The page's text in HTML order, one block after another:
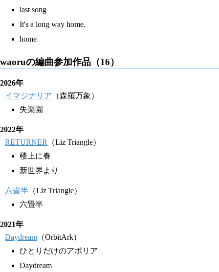
last song
It's a long way home.
home
waoruの編曲参加作品（16）
2026年
イマジナリア （森羅万象）
失楽園
2022年
RETURNER
（Liz Triangle）
楼上に春
新世界より
六畳半 （Liz Triangle）
六畳半
2021年
Daydream （OrbitArk）
ひとりだけのアポリア
Daydream